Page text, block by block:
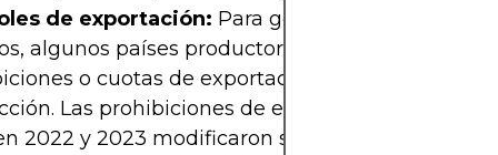
de exportación: Para gestionar la oferta y
algunos países productores de arroz imponen
o cuotas de exportación durante los años
Las prohibiciones de exportación de arroz
2022 y 2023 modificaron significativamente la